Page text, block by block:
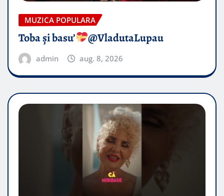
MUZICA POPULARA
Toba și basu’ @VladutaLupau
admin aug. 8, 2026